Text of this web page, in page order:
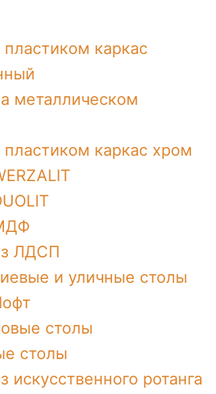
каркас
металлическом
каркас хром
ЛДСП
и уличные столы
столы
столы
искусственного ротанга